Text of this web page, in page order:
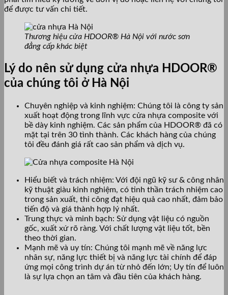
để được tư vấn chi tiết.
Thương hiệu cửa HDOOR® Hà Nội với nước sơn
đẳng cấp khác biệt
Lý do nên sử dụng cửa nhựa HDOOR®
của chúng tôi ở Hà Nội
Chuyên nghiệp và kinh nghiệm: Chúng tôi là công ty sản
xuất hoạt động trong lĩnh vực cửa nhựa composite với
bề dày kinh nghiệm. Các sản phẩm của HDOOR® đã có
mặt tại trên 30 tình thành. Các khách hàng của chúng
tôi đều đánh giá rất cao sản phẩm và dịch vụ.
Hiểu biết và trách nhiệm: Với đội ngũ kỹ sư & công nhân
kỹ thuật giàu kinh nghiệm, có tinh thần trách nhiệm cao
trong sản xuất, thi công đạt hiệu quả cao nhất, đảm bảo
tiến độ và giá thành hợp lý nhất.
Trung thực và minh bạch: Sử dụng vật liệu có nguồn
gốc, xuất xứ rõ ràng. Với chất lượng vật liệu tốt, bền
theo thời gian.
Mạnh mẽ và uy tín: Chúng tôi mạnh mẽ về năng lực
nhân sự, năng lực thiết bị và năng lực tài chính để đáp
ứng mọi công trình dự án từ nhỏ đến lớn; Uy tín để luôn
là sự lựa chọn an tâm và đầu tiên của khách hàng.